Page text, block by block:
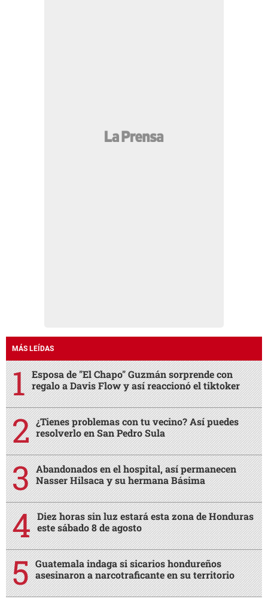
MÁS LEÍDAS
Esposa de "El Chapo" Guzmán sorprende con
regalo a Davis Flow y así reaccionó el tiktoker
¿Tienes problemas con tu vecino? Así puedes
resolverlo en San Pedro Sula
Abandonados en el hospital, así permanecen
Nasser Hilsaca y su hermana Básima
Diez horas sin luz estará esta zona de Honduras
este sábado 8 de agosto
Guatemala indaga si sicarios hondureños
asesinaron a narcotraficante en su territorio